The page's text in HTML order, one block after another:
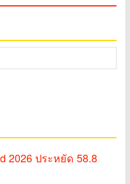
2026 ประหยัด 58.8